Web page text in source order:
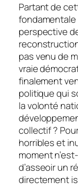
Partant de
perspective
pas venu de
vraie
finalement
politique qui
la volonté
collectif ?
horribles et
moment
d’asseoir un
directement